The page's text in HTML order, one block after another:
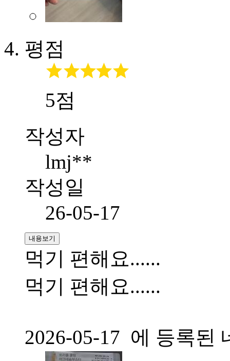
평점
5점
작성자
lmj**
작성일
26-05-17
내용보기
먹기 편해요......
먹기 편해요......
2026-05-17 에 등록된